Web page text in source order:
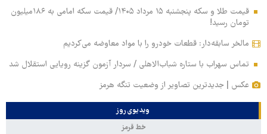
قیمت طلا و سکه پنجشنبه ۱۵ مرداد ۱۴۰۵/ قیمت سکه امامی به ۱۸۶میلیون
تومان رسید!
مالخر سابقه‌دار: قطعات خودرو را با مواد معاوضه می‌کردیم
تماس سهراب با ستاره شباب‌الاهلی / سردار آزمون گزینه رویایی استقلال شد
عکس | جدیدترین تصاویر از وضعیت تنگه هرمز
ویدیوی روز
خط قرمز